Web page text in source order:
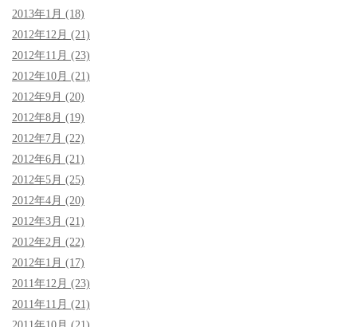
2013年1月 (18)
2012年12月 (21)
2012年11月 (23)
2012年10月 (21)
2012年9月 (20)
2012年8月 (19)
2012年7月 (22)
2012年6月 (21)
2012年5月 (25)
2012年4月 (20)
2012年3月 (21)
2012年2月 (22)
2012年1月 (17)
2011年12月 (23)
2011年11月 (21)